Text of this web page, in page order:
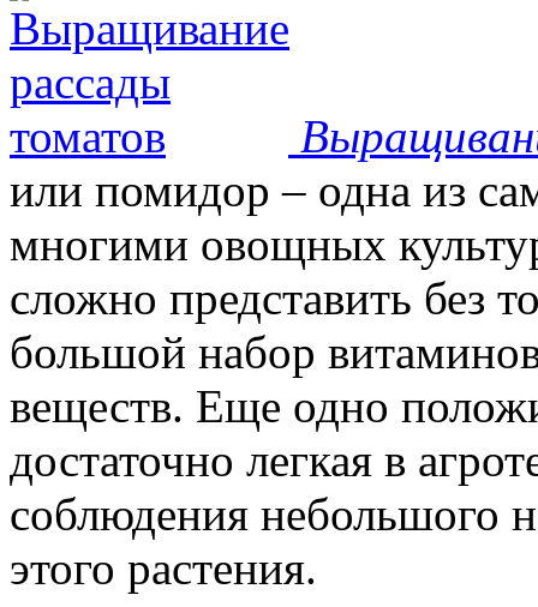
или помидор – одна из
многими овощных
сложно представить без
большой набор
веществ. Еще одно
достаточно легкая в
соблюдения небольшого
этого растения.